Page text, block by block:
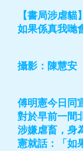
【書局涉虐貓
如果係真我哋
攝影：陳慧安
傅明憲今日同
對於早前一間
涉嫌虐畜，身
憲就話：「如